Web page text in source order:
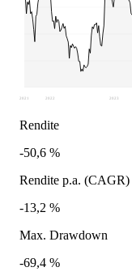
2021 2022 2023
Rendite
-50,6 %
Rendite p.a. (CAGR)
-13,2 %
Max. Drawdown
-69,4 %